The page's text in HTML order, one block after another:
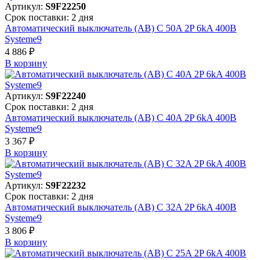
Артикул: S9F22250
Срок поставки: 2 дня
Автоматический выключатель (АВ) C 50A 2P 6kA 400В
Systeme9
4 886 ₽
В корзинy
Артикул: S9F22240
Срок поставки: 2 дня
Автоматический выключатель (АВ) C 40A 2P 6kA 400В
Systeme9
3 367 ₽
В корзинy
Артикул: S9F22232
Срок поставки: 2 дня
Автоматический выключатель (АВ) C 32A 2P 6kA 400В
Systeme9
3 806 ₽
В корзинy